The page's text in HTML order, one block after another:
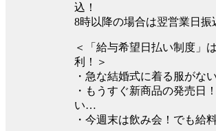
込！
8時以降の場合は翌営業⽇振
＜「給与希望日払い制度」
利！＞
・急な結婚式に着る服がない
・もうすぐ新商品の発売日
い…
・今週末は飲み会！でも給